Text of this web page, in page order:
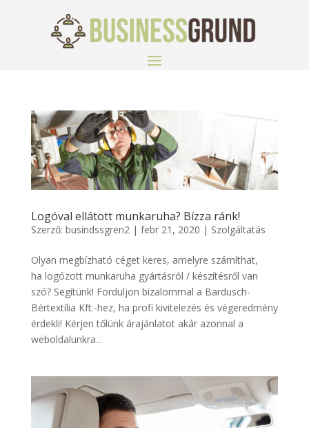
Logóval ellátott munkaruha? Bízza ránk!
Szerző: busindssgren2| febr 21, 2020 | Szolgáltatás
Olyan megbízható céget keres, amelyre számíthat,
ha logózott munkaruha gyártásról / készítésről van
szó? Segítünk! Forduljon bizalommal a Bardusch-
Bértextília Kft.-hez, ha profi kivitelezés és végeredmény
érdekli! Kérjen tőlünk árajánlatot akár azonnal a
weboldalunkra...